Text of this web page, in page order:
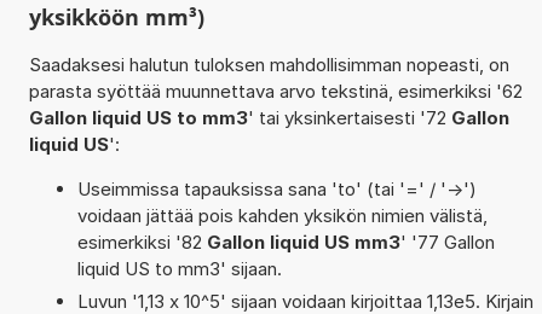
yksikköön mm³)
Saadaksesi halutun tuloksen mahdollisimman nopeasti, on
parasta syöttää muunnettava arvo tekstinä, esimerkiksi '62
Gallon liquid US to mm3' tai yksinkertaisesti '72 Gallon
liquid US':
Useimmissa tapauksissa sana 'to' (tai '=' / '->')
voidaan jättää pois kahden yksikön nimien välistä,
esimerkiksi '82 Gallon liquid US mm3' '77 Gallon
liquid US to mm3' sijaan.
Luvun '1,13 x 10^5' sijaan voidaan kirjoittaa 1,13e5. Kirjain